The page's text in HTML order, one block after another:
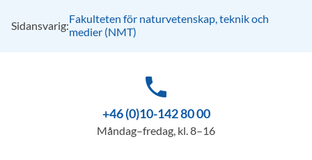
Sidansvarig:Fakulteten för naturvetenskap, teknik och
medier (NMT)
phone
+46 (0)10-142 80 00
Måndag–fredag, kl. 8–16